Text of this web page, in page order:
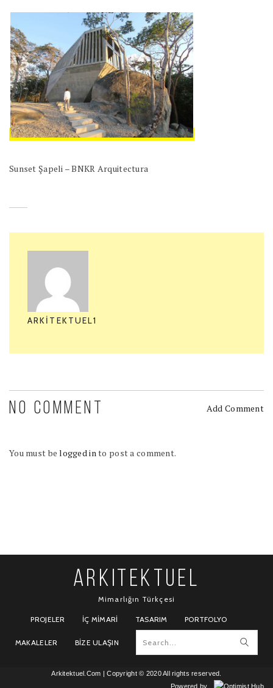
Sunset Şapeli – BNKR Arquitectura
ARKITEKTUEL1
NO COMMENT Add Comment
You must belogged into post a comment.
ARKITEKTUEL
Mimarlığın Türkçesi
PROJELER İÇ MIMARI TASARIM PORTFOLYO
MAKALELER BIZE ULAŞIN
Arkitektuel.Com | Copyright © 2020 All rights reserved.
Powered by